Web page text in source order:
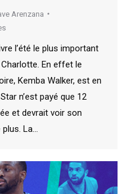
Arenzana
l’été le plus important
En effet le
Kemba Walker, est en
n’est payé que 12
et devrait voir son
La…